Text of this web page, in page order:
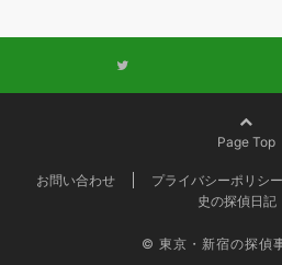
Page Top
お問い合わせ プライバシーポリシー
史の探偵日記
© 東京・新宿の探偵